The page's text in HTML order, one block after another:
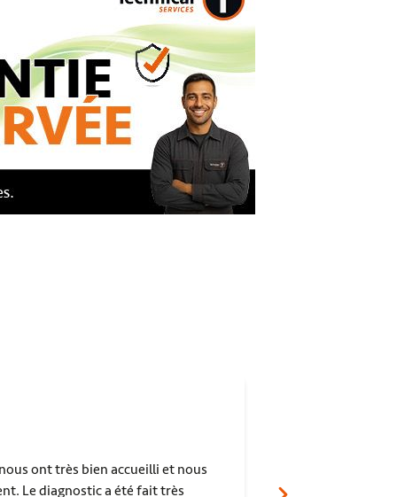
ont très bien accueilli et nous
Le diagnostic a été fait très
présenté un